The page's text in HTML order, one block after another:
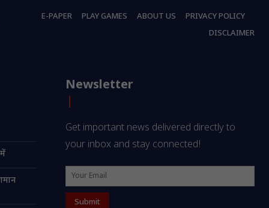
E-PAPER PLAY GAMES ABOUT US
PRIVACY POLICY
DISCLAIMER
Newsletter
Get important news delivered directly to
your inbox and stay connected!